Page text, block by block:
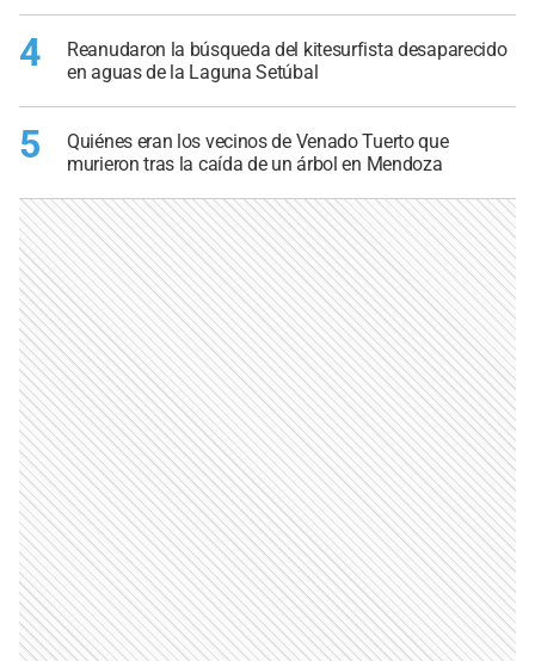
4
Reanudaron la búsqueda del kitesurfista desaparecido
en aguas de la Laguna Setúbal
5
Quiénes eran los vecinos de Venado Tuerto que
murieron tras la caída de un árbol en Mendoza